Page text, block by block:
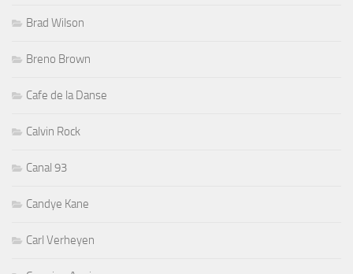
Brad Wilson
Breno Brown
Cafe de la Danse
Calvin Rock
Canal 93
Candye Kane
Carl Verheyen